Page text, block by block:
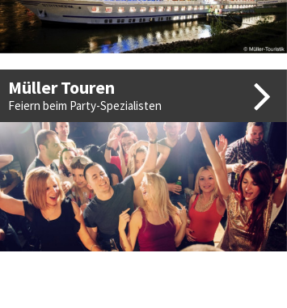
Müller Touren
Feiern beim Party-Spezialisten